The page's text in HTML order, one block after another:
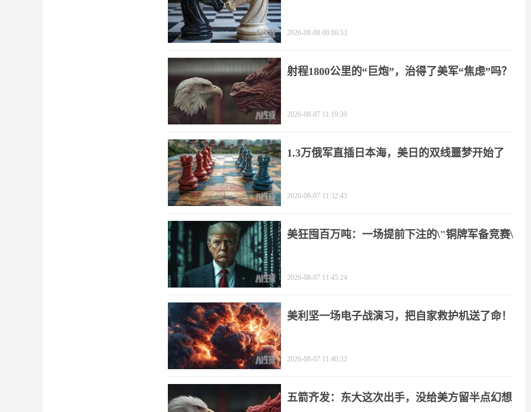
2026-08-08 00:00:53
射程1800公里的“巨炮”，治得了美军“焦虑”吗？
2026-08-07 11:19:39
1.3万俄军直插日本海，美日的双线噩梦开始了
2026-08-07 11:32:43
美狂囤百万吨：一场提前下注的\"铜牌军备竞赛\"
2026-08-07 11:45:24
美利坚一场电子战演习，把自家救护机送了命！
2026-08-07 11:40:32
五箭齐发：东大这次出手，没给美方留半点幻想